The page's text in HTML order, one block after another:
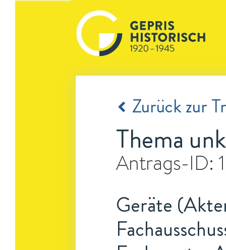
Zurück zur
Thema
Antrags-ID:
Geräte